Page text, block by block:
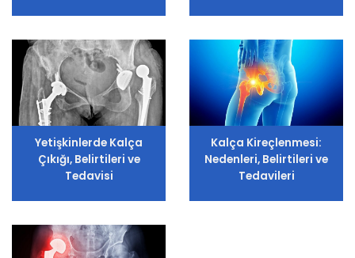
Yetişkinlerde Kalça
Çıkığı, Belirtileri ve
Tedavisi
Kalça Kireçlenmesi:
Nedenleri, Belirtileri ve
Tedavileri